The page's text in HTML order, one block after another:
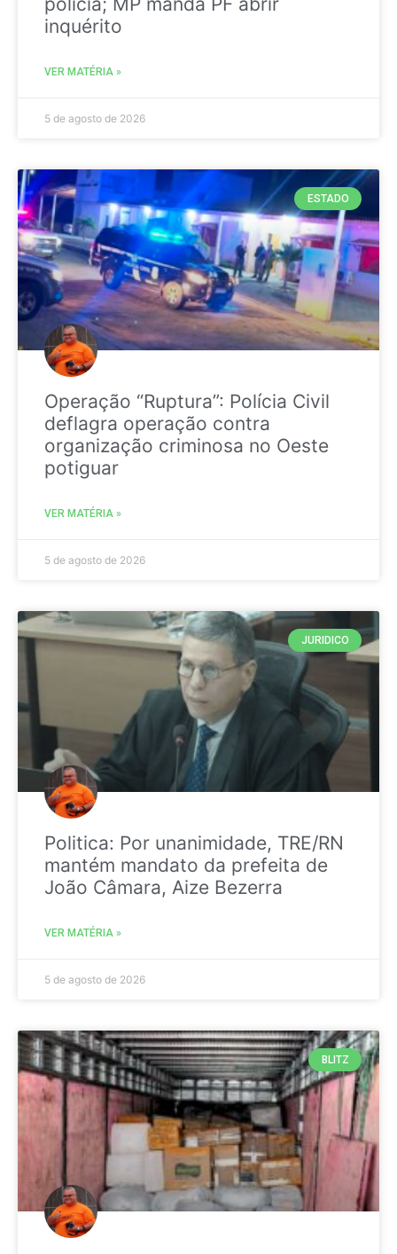
inquérito
VER MATÉRIA »
5 de agosto de 2026
ESTADO
Operação “Ruptura”: Polícia Civil
deflagra operação contra
organização criminosa no Oeste
potiguar
VER MATÉRIA »
5 de agosto de 2026
JURIDICO
Politica: Por unanimidade, TRE/RN
mantém mandato da prefeita de
João Câmara, Aize Bezerra
VER MATÉRIA »
5 de agosto de 2026
BLITZ